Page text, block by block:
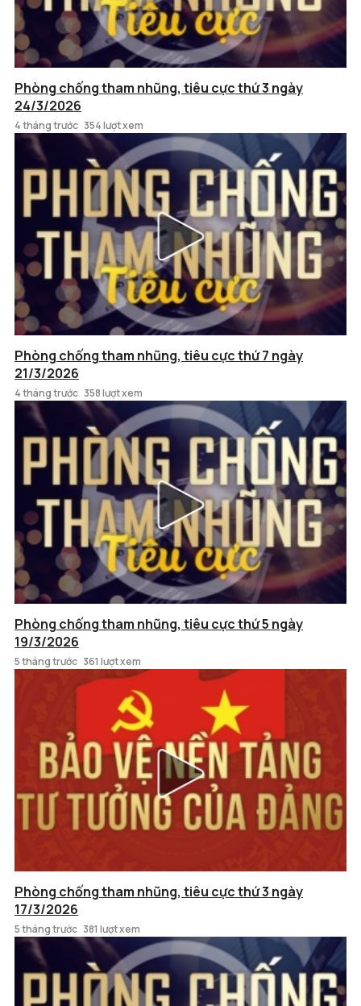
Phòng chống tham nhũng, tiêu cực thứ 3 ngày
24/3/2026
4 tháng trước 354 lượt xem
Phòng chống tham nhũng, tiêu cực thứ 7 ngày
21/3/2026
4 tháng trước 358 lượt xem
Phòng chống tham nhũng, tiêu cực thứ 5 ngày
19/3/2026
5 tháng trước 361 lượt xem
Phòng chống tham nhũng, tiêu cực thứ 3 ngày
17/3/2026
5 tháng trước 381 lượt xem